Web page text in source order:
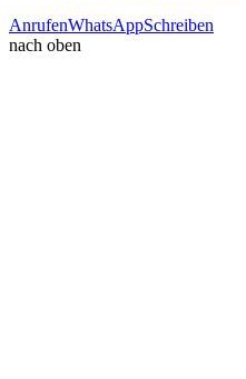
AnrufenWhatsAppSchreiben
nach oben